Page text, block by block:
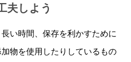
夫しよう
い時間、保存を利かすために
物を使用したりしているもの